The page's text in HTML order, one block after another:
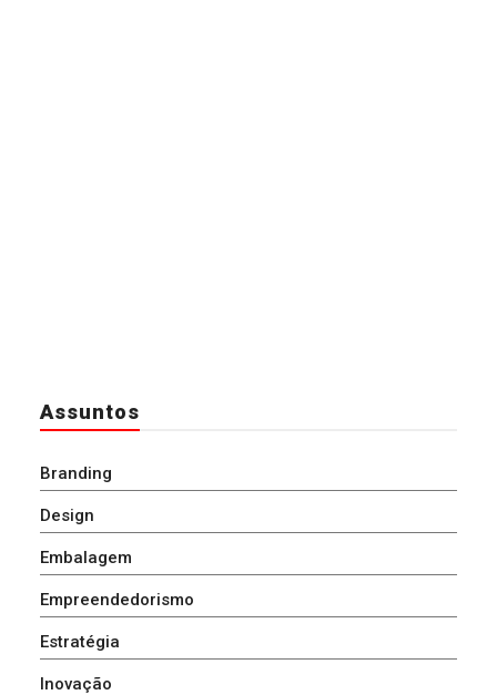
Assuntos
Branding
Design
Embalagem
Empreendedorismo
Estratégia
Inovação